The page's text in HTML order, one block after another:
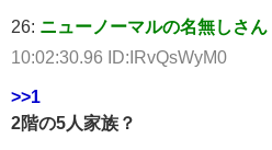
26: ニューノーマルの名無しさん
10:02:30.96 ID:IRvQsWyM0
>>1
2階の5人家族？